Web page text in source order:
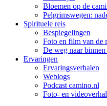
Bloemen op de
Pelgrimswegen:
Spirituele reis
Bespiegelingen
Foto en film van de
De weg naar
Ervaringen
Ervaringsverhalen
Weblogs
Podcast camino.nl
Foto- en